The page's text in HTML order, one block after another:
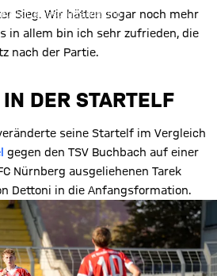
Datenschutzerklärung
Sieg. Wir hätten sogar noch mehr
in allem bin ich sehr zufrieden, die
nach der Partie.
DER STARTELF
seine Startelf im Vergleich
gegen den TSV Buchbach auf einer
Nürnberg ausgeliehenen Tarek
Dettoni in die Anfangsformation.